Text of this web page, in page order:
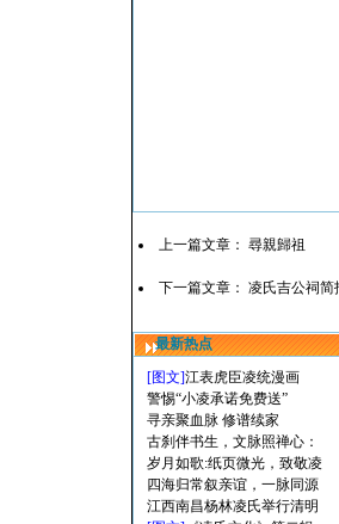
上一篇文章： 尋親歸祖
下一篇文章： 凌氏吉公祠简
最新热点
[图文]江表虎臣凌统漫画
警惕“小凌承诺免费送”
寻亲聚血脉 修谱续家
古刹伴书生，文脉照禅心：
岁月如歌:纸页微光，致敬凌
四海归常叙亲谊，一脉同源
江西南昌杨林凌氏举行清明